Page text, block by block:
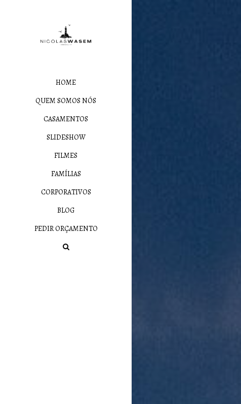
HOME
QUEM SOMOS NÓS
CASAMENTOS
SLIDESHOW
FILMES
FAMÍLIAS
CORPORATIVOS
BLOG
PEDIR ORÇAMENTO